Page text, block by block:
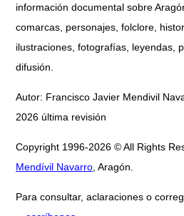
información documental sobre
comarcas, personajes, folclore,
ilustraciones, fotografías, leyendas,
difusión.
Autor: Francisco Javier Mendivil
2026 última revisión
Copyright 1996-2026 © All Rights
Mendívil Navarro , Aragón.
Para consultar, aclaraciones o